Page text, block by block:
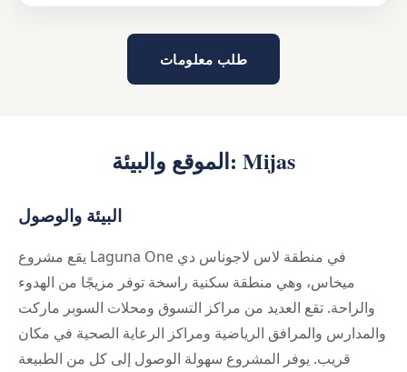
طلب معلومات
الموقع والبيئة: Mijas
البيئة والوصول
يقع مشروع Laguna One في منطقة لاس لاجوناس دي
ميخاس، وهي منطقة سكنية راسخة توفر مزيجًا من الهدوء
والراحة. تقع العديد من مراكز التسوق ومحلات السوبر ماركت
والمدارس والمرافق الرياضية ومراكز الرعاية الصحية في مكان
قريب. يوفر المشروع سهولة الوصول إلى كل من الطبيعة